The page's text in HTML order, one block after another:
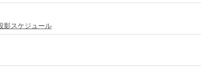
影スケジュール